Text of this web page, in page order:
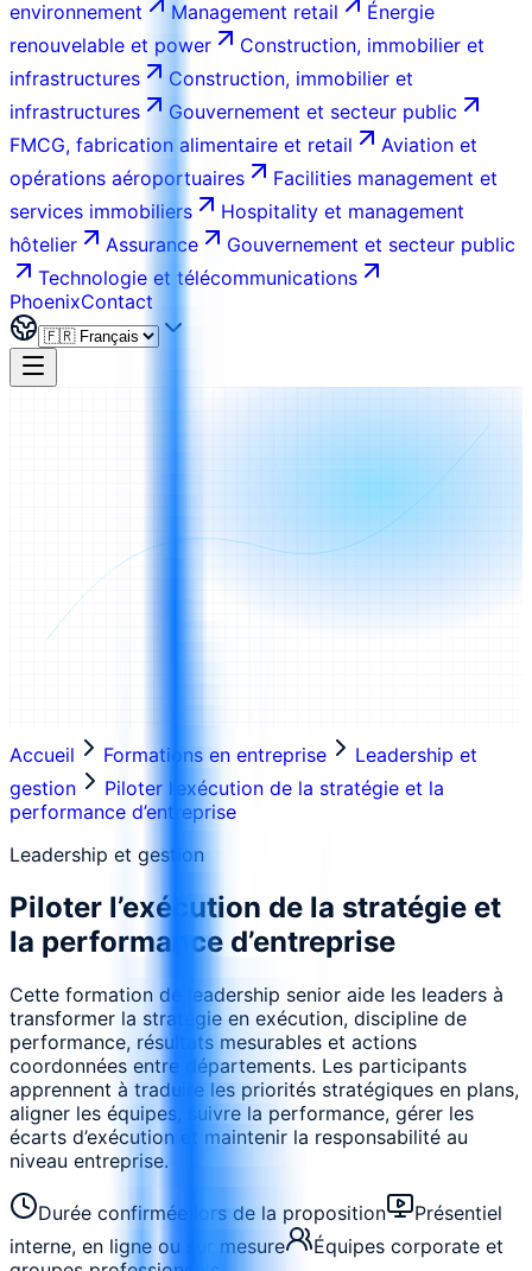
environnement
Management retail
Énergie
renouvelable et power
Construction, immobilier et
infrastructures
Construction, immobilier et
infrastructures
Gouvernement et secteur public
FMCG, fabrication alimentaire et retail
Aviation et
opérations aéroportuaires
Facilities management et
services immobiliers
Hospitality et management
hôtelier
Assurance
Gouvernement et secteur public
Technologie et télécommunications
PhoenixContact
Accueil Formations en entreprise
Leadership et
gestion
Piloter l’exécution de la stratégie et la
performance d’entreprise
Leadership et gestion
Piloter l’exécution de la stratégie et
la performance d’entreprise
Cette formation de leadership senior aide les leaders à
transformer la stratégie en exécution, discipline de
performance, résultats mesurables et actions
coordonnées entre départements. Les participants
apprennent à traduire les priorités stratégiques en plans,
aligner les équipes, suivre la performance, gérer les
écarts d’exécution et maintenir la responsabilité au
niveau entreprise.
Durée confirmée lors de la proposition
Présentiel
interne, en ligne ou sur mesure
Équipes corporate et